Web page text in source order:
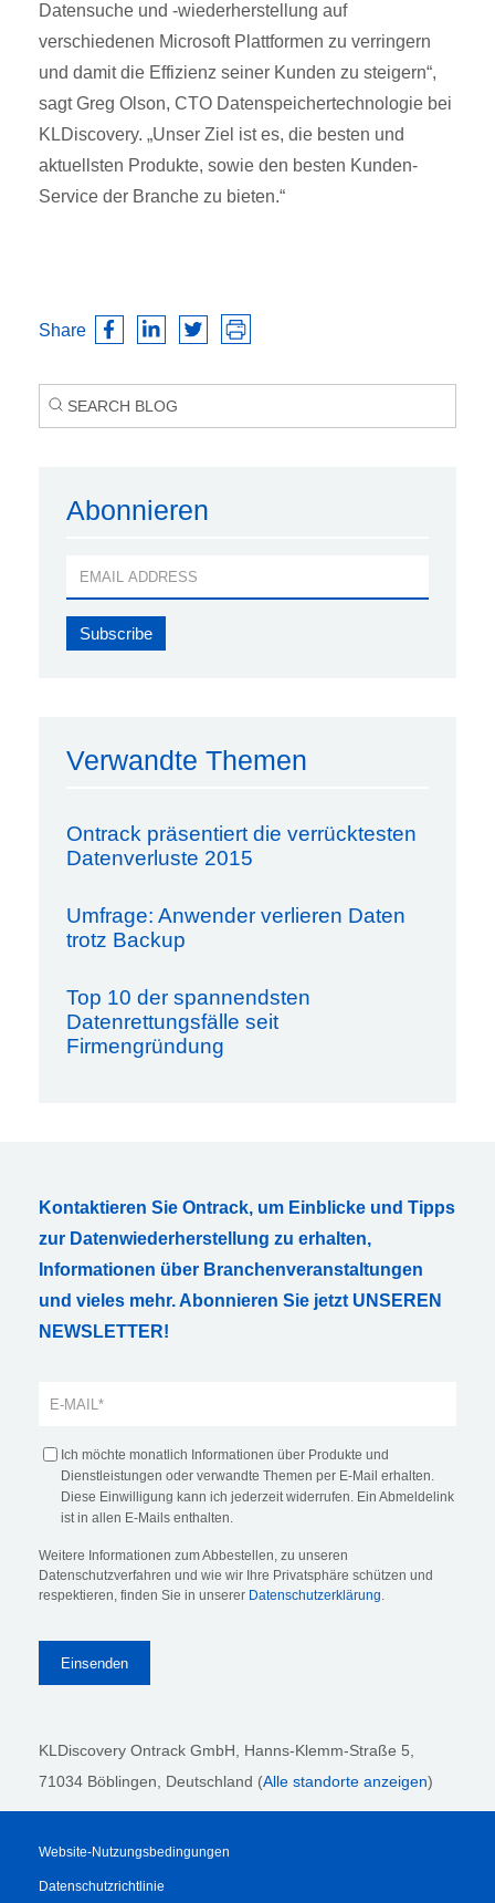
Datensuche und -wiederherstellung auf
verschiedenen Microsoft Plattformen zu verringern
und damit die Effizienz seiner Kunden zu steigern“,
sagt Greg Olson, CTO Datenspeichertechnologie bei
KLDiscovery. „Unser Ziel ist es, die besten und
aktuellsten Produkte, sowie den besten Kunden-
Service der Branche zu bieten.“
Share
Abonnieren
Verwandte Themen
Ontrack präsentiert die verrücktesten
Datenverluste 2015
Umfrage: Anwender verlieren Daten
trotz Backup
Top 10 der spannendsten
Datenrettungsfälle seit
Firmengründung
Kontaktieren Sie Ontrack, um Einblicke und Tipps
zur Datenwiederherstellung zu erhalten,
Informationen über Branchenveranstaltungen
und vieles mehr. Abonnieren Sie jetzt UNSEREN
NEWSLETTER!
Ich möchte monatlich Informationen über Produkte und
Dienstleistungen oder verwandte Themen per E-Mail erhalten.
Diese Einwilligung kann ich jederzeit widerrufen. Ein Abmeldelink
ist in allen E-Mails enthalten.
Weitere Informationen zum Abbestellen, zu unseren
Datenschutzverfahren und wie wir Ihre Privatsphäre schützen und
respektieren, finden Sie in unserer Datenschutzerklärung.
KLDiscovery Ontrack GmbH, Hanns-Klemm-Straße 5
71034 Böblingen , Deutschland (Alle standorte anzeigen)
Website-Nutzungsbedingungen
Datenschutzrichtlinie